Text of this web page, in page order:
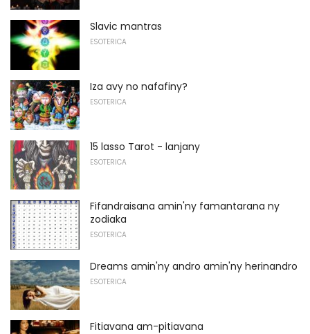
Slavic mantras
ESOTERICA
Iza avy no nafafiny?
ESOTERICA
15 lasso Tarot - lanjany
ESOTERICA
Fifandraisana amin'ny famantarana ny
zodiaka
ESOTERICA
Dreams amin'ny andro amin'ny herinandro
ESOTERICA
Fitiavana am-pitiavana